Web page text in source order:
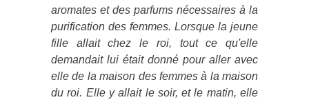
aromates et des parfums nécessaires à la
purification des femmes. Lorsque la jeune
fille allait chez le roi, tout ce qu'elle
demandait lui était donné pour aller avec
elle de la maison des femmes à la maison
du roi. Elle y allait le soir, et le matin, elle